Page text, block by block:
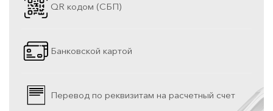
QR кодом (СБП)
Банковской картой
Перевод по реквизитам на расчетный счет